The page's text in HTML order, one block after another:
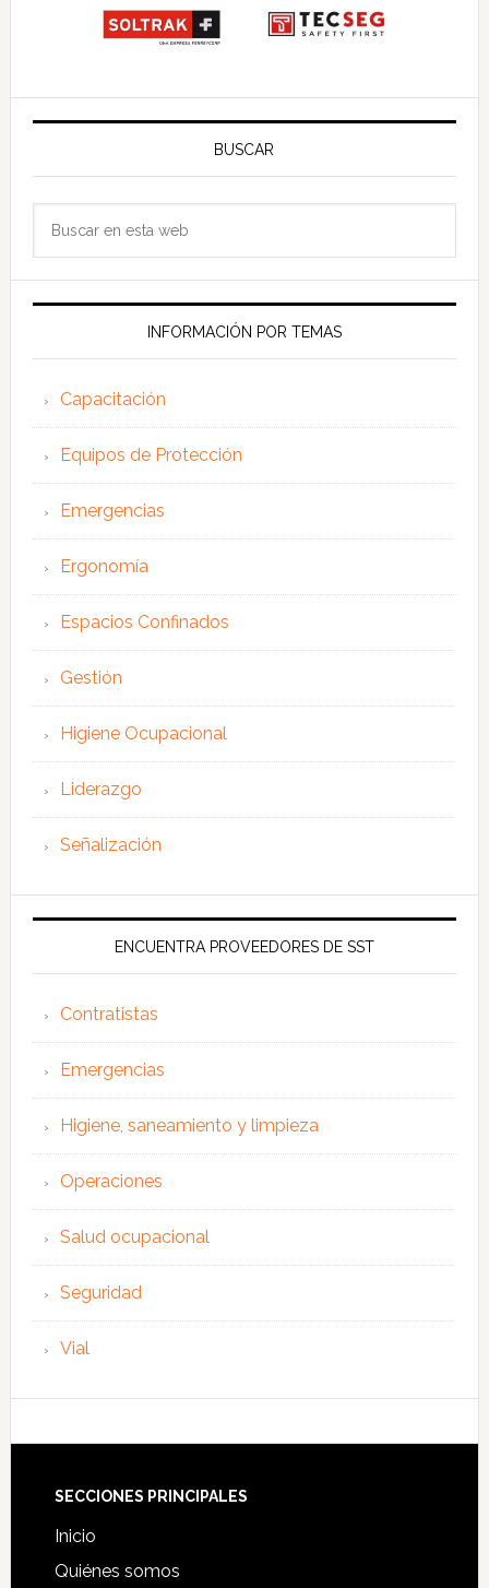
BUSCAR
web
INFORMACIÓN POR TEMAS
Capacitación
Equipos de Protección
Emergencias
Ergonomía
Espacios Confinados
Gestión
Higiene Ocupacional
Liderazgo
Señalización
ENCUENTRA PROVEEDORES DE SST
Contratistas
Emergencias
Higiene, saneamiento y limpieza
Operaciones
Salud ocupacional
Seguridad
Vial
Footer
SECCIONES PRINCIPALES
Inicio
Quiénes somos